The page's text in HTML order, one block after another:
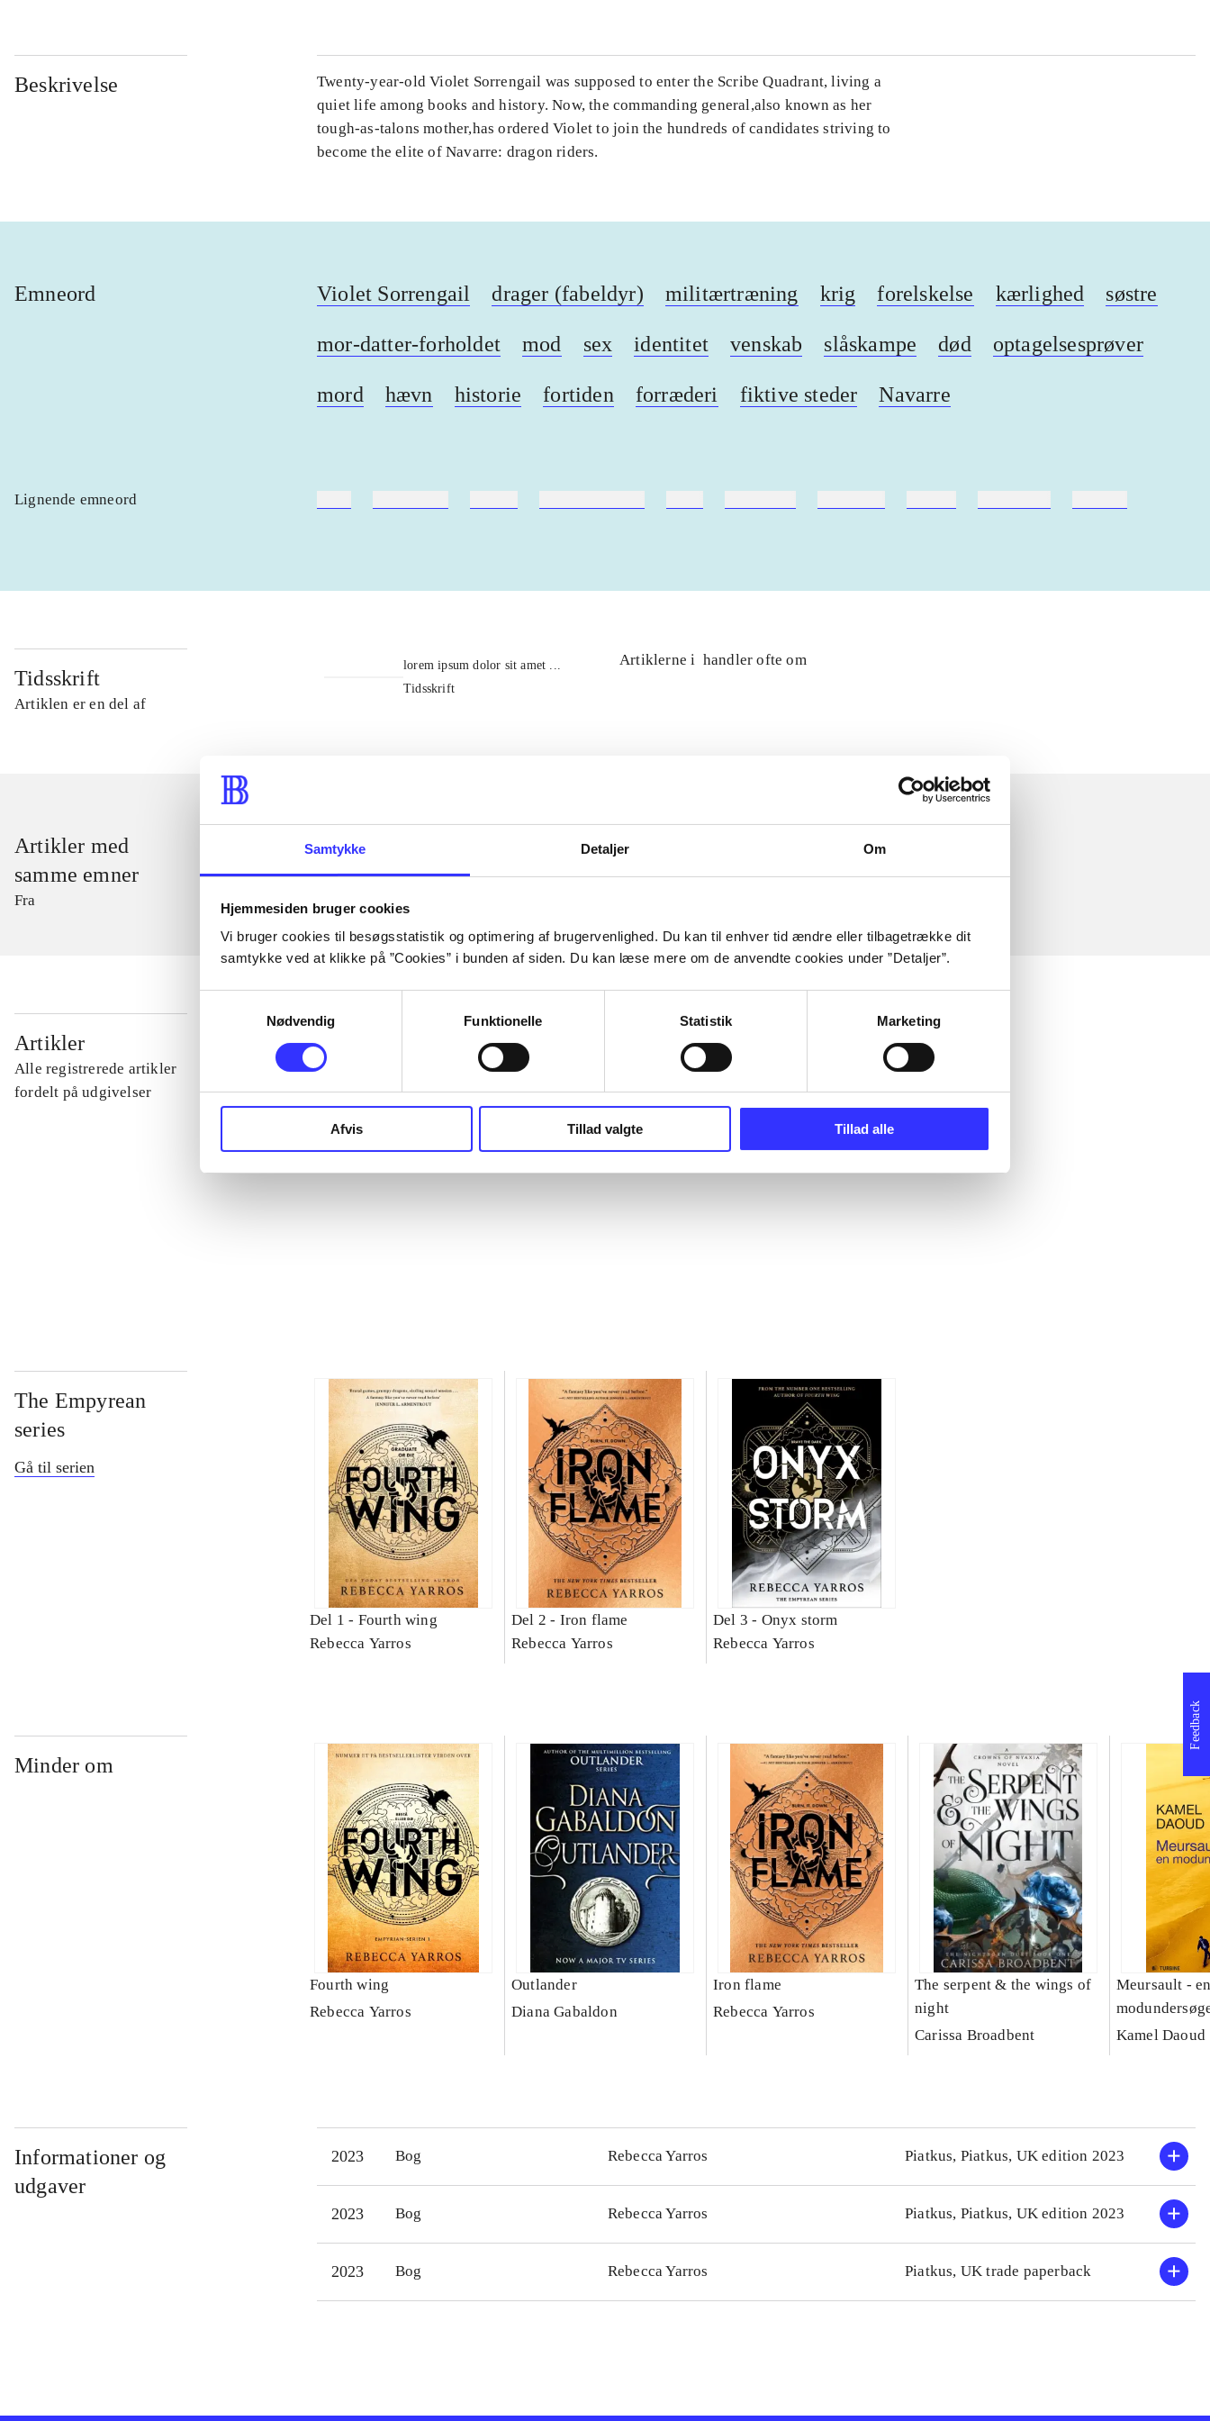
Samtykke Detaljer Om
Hjemmesiden bruger cookies
Vi bruger cookies til besøgsstatistik og optimering af brugervenlighed. Du kan til enhver tid ændre eller tilbagetrække dit
samtykke ved at klikke på ”Cookies” i bunden af siden. Du kan læse mere om de anvendte cookies under ”Detaljer”.
Nødvendig
Funktionelle Statistik Marketing
Afvis Tillad valgte Tillad alle
Beskrivelse
Twenty-year-old Violet Sorrengail was supposed to enter the Scribe Quadrant, living a
quiet life among books and history. Now, the commanding general,also known as her
tough-as-talons mother,has ordered Violet to join the hundreds of candidates striving to
become the elite of Navarre: dragon riders.
Emneord Violet Sorrengail drager (fabeldyr) militærtræning krig forelskelse kærlighed søstre
mor-datter-forholdet mod sex identitet venskab slåskampe død optagelsesprøver
mord hævn historie fortiden forræderi fiktive steder Navarre
Lignende emneord
Tidsskrift
Artiklen er en del af
lorem ipsum dolor sit amet ...
Tidsskrift
Artiklerne i handler ofte om
Artikler med
samme emner
Fra
Artikler
Alle registrerede artikler
fordelt på udgivelser
...
...
...
The Empyrean
series
Gå til serien
Del 1 - Fourth wing
Rebecca Yarros
Del 2 - Iron flame
Rebecca Yarros
Del 3 - Onyx storm
Rebecca Yarros
Minder om
Fourth wing
Rebecca Yarros
Outlander
Diana Gabaldon
Iron flame
Rebecca Yarros
The serpent & the wings of
night
Carissa Broadbent
Meursault -
Kamel Daoud
Informationer og
udgaver
2023 Bog Rebecca Yarros Piatkus, Piatkus, UK edition 2023
2023 Bog Rebecca Yarros Piatkus, Piatkus, UK edition 2023
2023 Bog Rebecca Yarros Piatkus, UK trade paperback
Feedback